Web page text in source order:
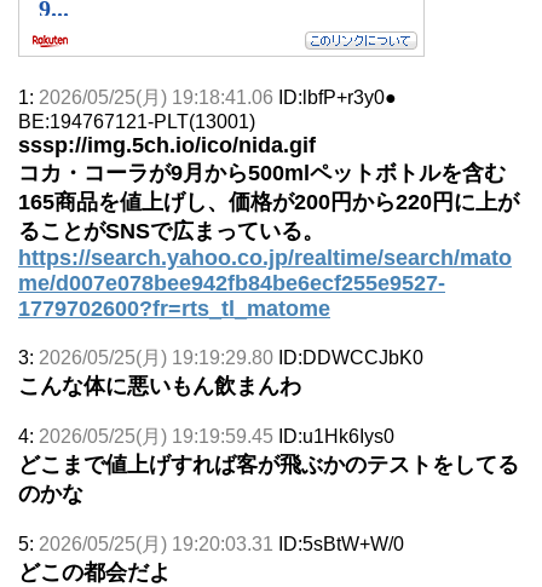
1: 2026/05/25(月) 19:18:41.06
ID:lbfP+r3y0●
BE:194767121-PLT(13001)
sssp://img.5ch.io/ico/nida.gif
コカ・コーラが9月から500mlペットボトルを含む
165商品を値上げし、価格が200円から220円に上が
ることがSNSで広まっている。
https://search.yahoo.co.jp/realtime/search/mato
me/d007e078bee942fb84be6ecf255e9527-
1779702600?fr=rts_tl_matome
3: 2026/05/25(月) 19:19:29.80 ID:DDWCCJbK0
こんな体に悪いもん飲まんわ
4: 2026/05/25(月) 19:19:59.45 ID:u1Hk6Iys0
どこまで値上げすれば客が飛ぶかのテストをしてる
のかな
5: 2026/05/25(月) 19:20:03.31 ID:5sBtW+W/0
どこの都会だよ